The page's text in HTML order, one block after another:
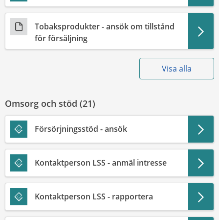
Tobaksprodukter - ansök om tillstånd
för försäljning
Visa alla
Omsorg och stöd (21)
Försörjningsstöd - ansök
Kontaktperson LSS - anmäl intresse
Kontaktperson LSS - rapportera